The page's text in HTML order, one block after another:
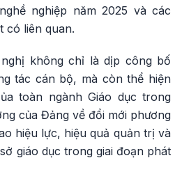
nghiệp năm 2025 và các
có liên quan.
không chỉ là dịp công bố
tác cán bộ, mà còn thể hiện
toàn ngành Giáo dục trong
của Đảng về đổi mới phương
hiệu lực, hiệu quả quản trị và
giáo dục trong giai đoạn phát